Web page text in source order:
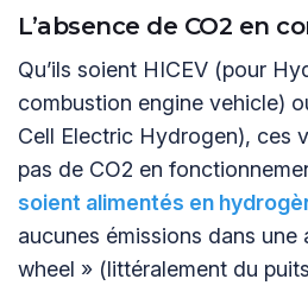
L’absence de CO2 en
Qu’ils soient HICEV (pour
combustion engine vehicle)
Cell Electric Hydrogen), ces
pas de CO2 en
soient alimentés en
aucunes émissions dans une
wheel » (littéralement du